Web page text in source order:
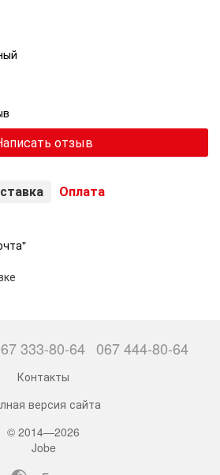
отзыв
Оплата
333-80-64 067 444-80-64
Контакты
версия сайта
© 2014—2026
Jobe